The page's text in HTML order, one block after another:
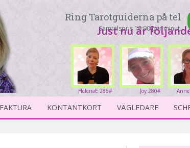
Ring Tarotguiderna på tel
Samtalspris 19:90 per minut.
Just nu är
Joy 280#
HelenaE 286#
FAKTURA KONTANTKORT VÄGLEDARE